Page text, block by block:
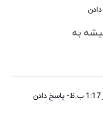
به
- پاسخ دادن